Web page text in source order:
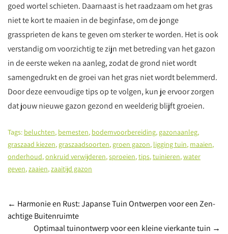
goed wortel schieten. Daarnaast is het raadzaam om het gras
niet te kort te maaien in de beginfase, om de jonge
grassprieten de kans te geven om sterker te worden. Het is ook
verstandig om voorzichtig te zijn met betreding van het gazon
in de eerste weken na aanleg, zodat de grond niet wordt
samengedrukt en de groei van het gras niet wordt belemmerd.
Door deze eenvoudige tips op te volgen, kun je ervoor zorgen
dat jouw nieuwe gazon gezond en weelderig blijft groeien.
Tags: beluchten, bemesten, bodemvoorbereiding, gazonaanleg,
graszaad kiezen, graszaadsoorten, groen gazon, ligging tuin, maaien,
onderhoud,onkruid verwijderen,sproeien,tips,tuinieren,water
geven,zaaien,zaaitijd gazon
Berichtnavigatie
← Harmonie en Rust: Japanse Tuin Ontwerpen voor een Zen-
achtige Buitenruimte
Optimaal tuinontwerp voor een kleine vierkante tuin →